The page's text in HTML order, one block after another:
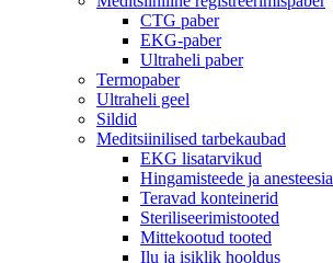
CTG paber
EKG-paber
Ultraheli paber
Termopaber
Ultraheli geel
Sildid
Meditsiinilised tarbekaubad
EKG lisatarvikud
Hingamisteede ja anesteesia
Teravad konteinerid
Steriliseerimistooted
Mittekootud tooted
Ilu ja isiklik hooldus